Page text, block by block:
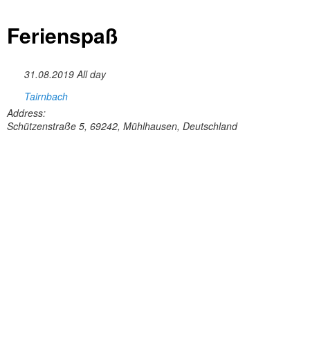
Ferienspaß
31.08.2019 All day
Tairnbach
Address:
Schützenstraße 5, 69242, Mühlhausen, Deutschland